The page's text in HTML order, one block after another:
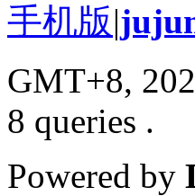
手机版|
GMT+8,
8 queries .
Powered by